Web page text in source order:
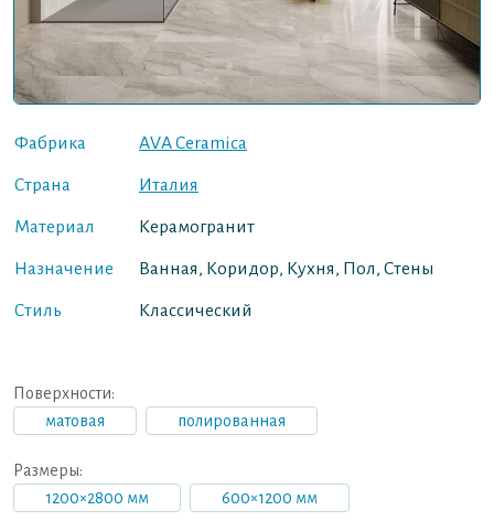
Фабрика AVA Ceramica
Страна Италия
Материал Керамогранит
Назначение Ванная, Коридор, Кухня, Пол, Стены
Стиль Классический
Поверхности:
матовая
полированная
Размеры:
1200×2800 мм
600×1200 мм